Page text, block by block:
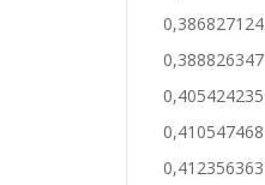
0,386827124
0,388826347
0,405424235
0,410547468
0,412356363